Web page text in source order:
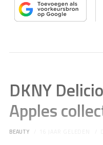
DKNY
Apples
BEAUTY